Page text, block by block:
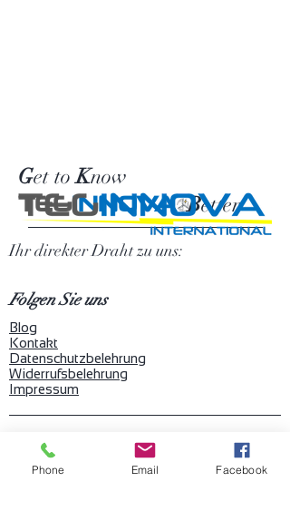
Get toKnow
TEGINNOVA Better
Ihr direkter Draht zu uns:
Folgen Sie uns
Blog
Kontakt
Datenschutzbelehrung
Widerrufsbelehrung
Impressum
Instagram
Phone Email Facebook